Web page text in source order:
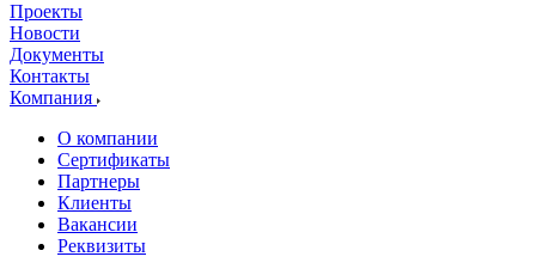
Проекты
Новости
Документы
Контакты
Компания
О компании
Сертификаты
Партнеры
Клиенты
Вакансии
Реквизиты